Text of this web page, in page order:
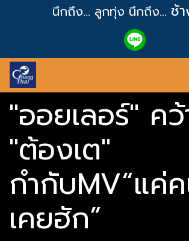
นึกถึง... ลูกทุ่ง นึกถึง... ช้
"ออยเลอร์" คว้
"ต้องเต"
กำกับMV“แค่
เคยฮัก”